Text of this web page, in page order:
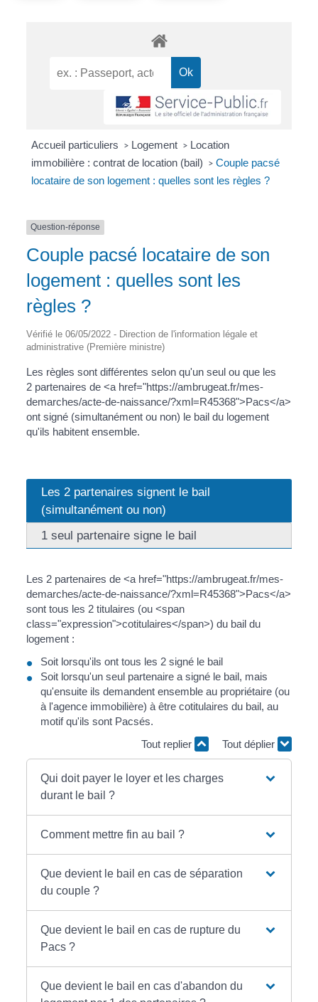
Accueil particuliers > Logement > Location
immobilière : contrat de location (bail) > Couple pacsé
locataire de son logement : quelles sont les règles ?
Question-réponse
Couple pacsé locataire de son
logement : quelles sont les
règles ?
Vérifié le 06/05/2022 - Direction de l'information légale et
administrative (Première ministre)
Les règles sont différentes selon qu'un seul ou que les
2 partenaires de <a href="https://ambrugeat.fr/mes-
demarches/acte-de-naissance/?xml=R45368">Pacs</a>
ont signé (simultanément ou non) le bail du logement
qu'ils habitent ensemble.
Les 2 partenaires signent le bail
(simultanément ou non)
1 seul partenaire signe le bail
Les 2 partenaires de <a href="https://ambrugeat.fr/mes-
demarches/acte-de-naissance/?xml=R45368">Pacs</a>
sont tous les 2 titulaires (ou <span
class="expression">cotitulaires</span>) du bail du
logement :
Soit lorsqu'ils ont tous les 2 signé le bail
Soit lorsqu'un seul partenaire a signé le bail, mais
qu'ensuite ils demandent ensemble au propriétaire (ou
à l'agence immobilière) à être cotitulaires du bail, au
motif qu'ils sont Pacsés.
Tout replier
Tout déplier
Qui doit payer le loyer et les charges
durant le bail ?
Comment mettre fin au bail ?
Que devient le bail en cas de séparation
du couple ?
Que devient le bail en cas de rupture du
Pacs ?
Que devient le bail en cas d'abandon du